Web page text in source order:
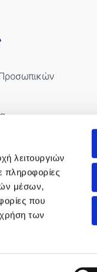
λειτουργιών
πληροφορίες
μέσων,
που
των